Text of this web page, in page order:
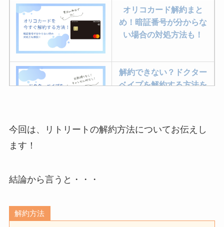
オリコカード解約まと
め！暗証番号が分からな
い場合の対処方法も！
解約できない？ドクター
ベイプを解約する方法を
ミュゼプラチナムの解約
タイミングを詳しく解
今回は、リトリートの解約方法についてお伝えし
ます！
結論から言うと・・・
解約方法